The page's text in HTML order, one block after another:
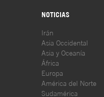
NOTICIAS
Irán
Asia Occidental
Asia y Oceanía
África
Europa
América del Norte
Sudamérica